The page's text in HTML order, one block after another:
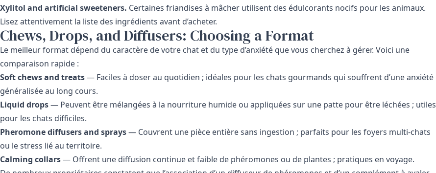
Xylitol and artificial sweeteners. Certaines friandises à mâcher utilisent des édulcorants nocifs pour les animaux.
Lisez attentivement la liste des ingrédients avant d’acheter.
Chews, Drops, and Diffusers: Choosing a Format
Le meilleur format dépend du caractère de votre chat et du type d’anxiété que vous cherchez à gérer. Voici une
comparaison rapide :
Soft chews and treats— Faciles à doser au quotidien ; idéales pour les chats gourmands qui souffrent d’une anxiété
généralisée au long cours.
Liquid drops— Peuvent être mélangées à la nourriture humide ou appliquées sur une patte pour être léchées ; utiles
pour les chats difficiles.
Pheromone diffusers and sprays— Couvrent une pièce entière sans ingestion ; parfaits pour les foyers multi-chats
ou le stress lié au territoire.
Calming collars— Offrent une diffusion continue et faible de phéromones ou de plantes ; pratiques en voyage.